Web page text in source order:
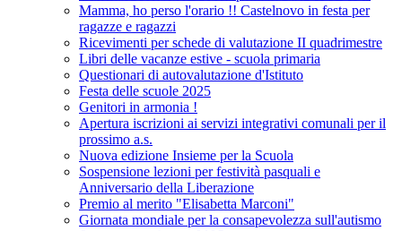
Mamma, ho perso l'orario !! Castelnovo in festa per
ragazze e ragazzi
Ricevimenti per schede di valutazione II quadrimestre
Libri delle vacanze estive - scuola primaria
Questionari di autovalutazione d'Istituto
Festa delle scuole 2025
Genitori in armonia !
Apertura iscrizioni ai servizi integrativi comunali per il
prossimo a.s.
Nuova edizione Insieme per la Scuola
Sospensione lezioni per festività pasquali e
Anniversario della Liberazione
Premio al merito "Elisabetta Marconi"
Giornata mondiale per la consapevolezza sull'autismo